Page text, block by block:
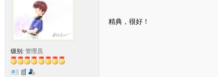
级别: 管理员
精典，很好！